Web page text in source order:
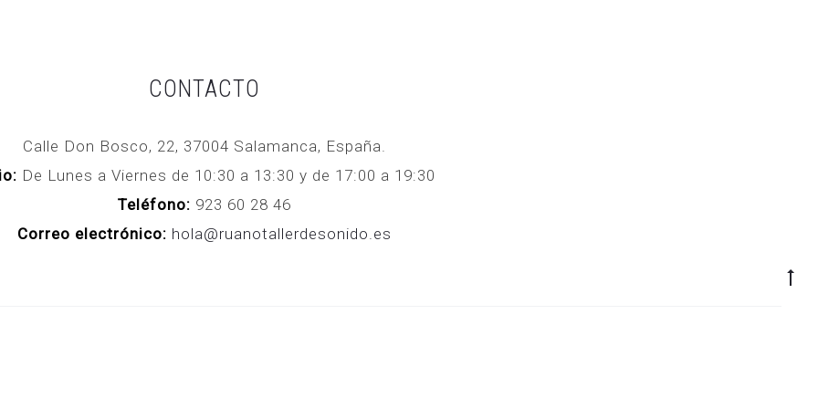
CONTACTO
Calle Don Bosco, 22, 37004 Salamanca, España.
De Lunes a Viernes de 10:30 a 13:30 y de 17:00 a 19:30
Teléfono: 923 60 28 46
Correo electrónico: hola@ruanotallerdesonido.es